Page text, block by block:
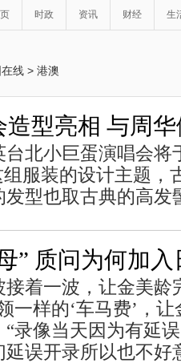
时政 资讯 财经 生
线 > 港澳
型亮相 与周
北小巨蛋演唱会将
服装的设计主题，
型也取古典的高发
” 质问为何加
着一波，让金美龄
一样的‘车马费’，
录像当天因为有延
误开录所以也不好